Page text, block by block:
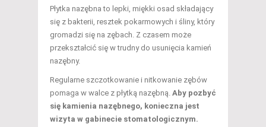
Płytka nazębna to lepki, miękki osad składający
się z bakterii, resztek pokarmowych i śliny, który
gromadzi się na zębach. Z czasem może
przekształcić się w trudny do usunięcia kamień
nazębny.
Regularne szczotkowanie i nitkowanie zębów
pomaga w walce z płytką nazębną. Aby pozbyć
się kamienia nazębnego, konieczna jest
wizyta w gabinecie stomatologicznym.